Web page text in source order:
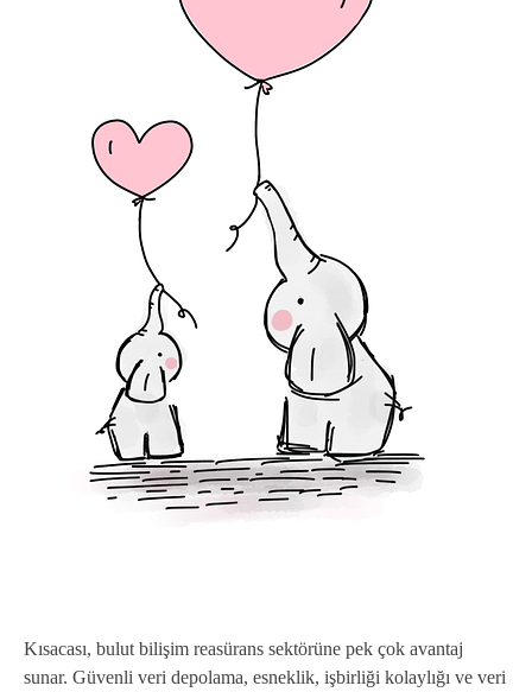
Kısacası, bulut bilişim reasürans sektörüne pek çok avantaj
sunar. Güvenli veri depolama, esneklik, işbirliği kolaylığı ve veri